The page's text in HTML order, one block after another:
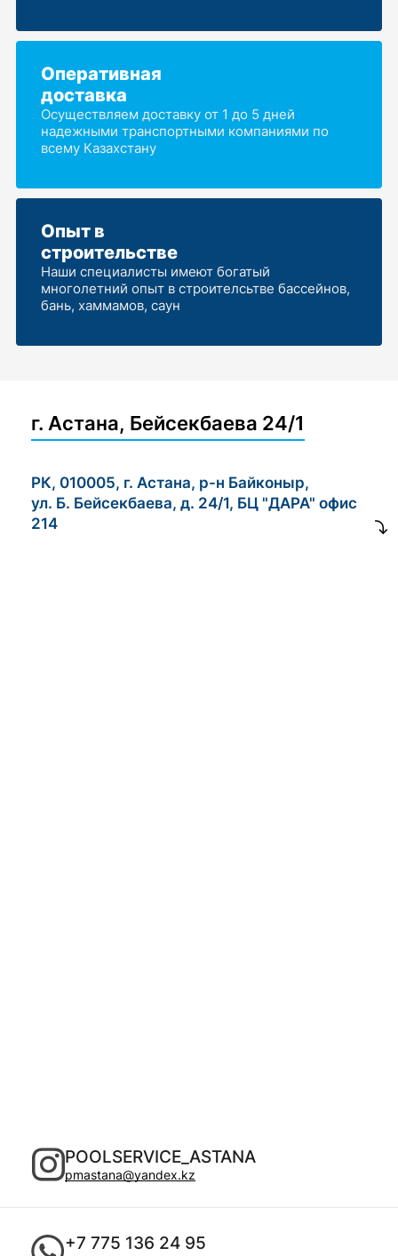
Оперативная
доставка
Осуществляем доставку от 1 до 5 дней
надежными транспортными компаниями по
всему Казахстану
Опыт в
строительстве
Наши специалисты имеют богатый
многолетний опыт в строителсьтве бассейнов,
бань, хаммамов, саун
г. Астана, Бейсекбаева 24/1
РК, 010005, г. Астана, р-н Байконыр,
ул. Б. Бейсекбаева, д. 24/1, БЦ "ДАРА" офис
214
POOLSERVICE_ASTANA
pmastana@yandex.kz
+7 775 136 24 95